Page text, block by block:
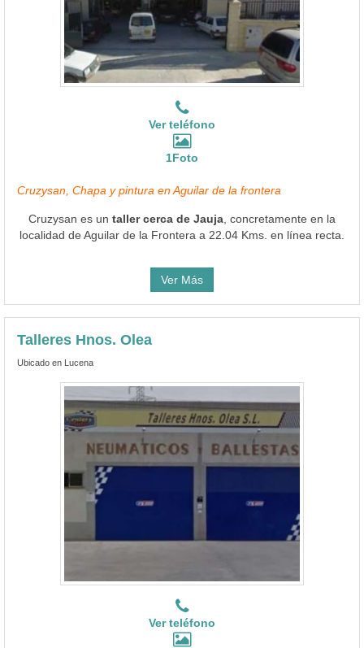
Ver teléfono
1Foto
Cruzysan, Chapa y pintura en Aguilar de la frontera
Cruzysan es un taller cerca de Jauja , concretamente en la
localidad de Aguilar de la Frontera a 22.04 Kms. en línea recta.
Ver Más
Talleres Hnos. Olea
Ubicado en Lucena
Ver teléfono